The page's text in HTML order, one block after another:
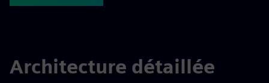
Architecture détaillée